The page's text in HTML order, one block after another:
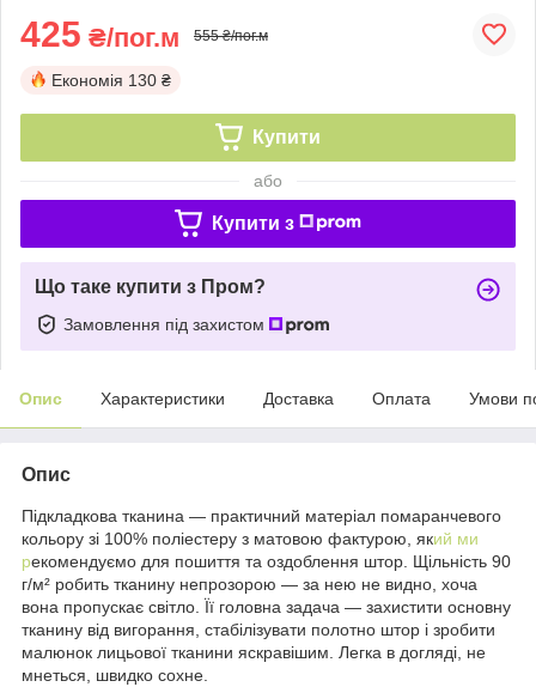
425 ₴/пог.м 555 ₴/пог.м
Економія 130 ₴
Купити
або
Купити з
Що таке купити з Пром?
Замовлення під захистом
Опис Характеристики Доставка Оплата Умови
Опис
Підкладкова тканина — практичний матеріал помаранчевого
кольору зі 100% поліестеру з матовою фактурою, який ми
рекомендуємо для пошиття та оздоблення штор. Щільність 90
г/м² робить тканину непрозорою — за нею не видно, хоча
вона пропускає світло. Її головна задача — захистити основну
тканину від вигорання, стабілізувати полотно штор і зробити
малюнок лицьової тканини яскравішим. Легка в догляді, не
мнеться, швидко сохне.